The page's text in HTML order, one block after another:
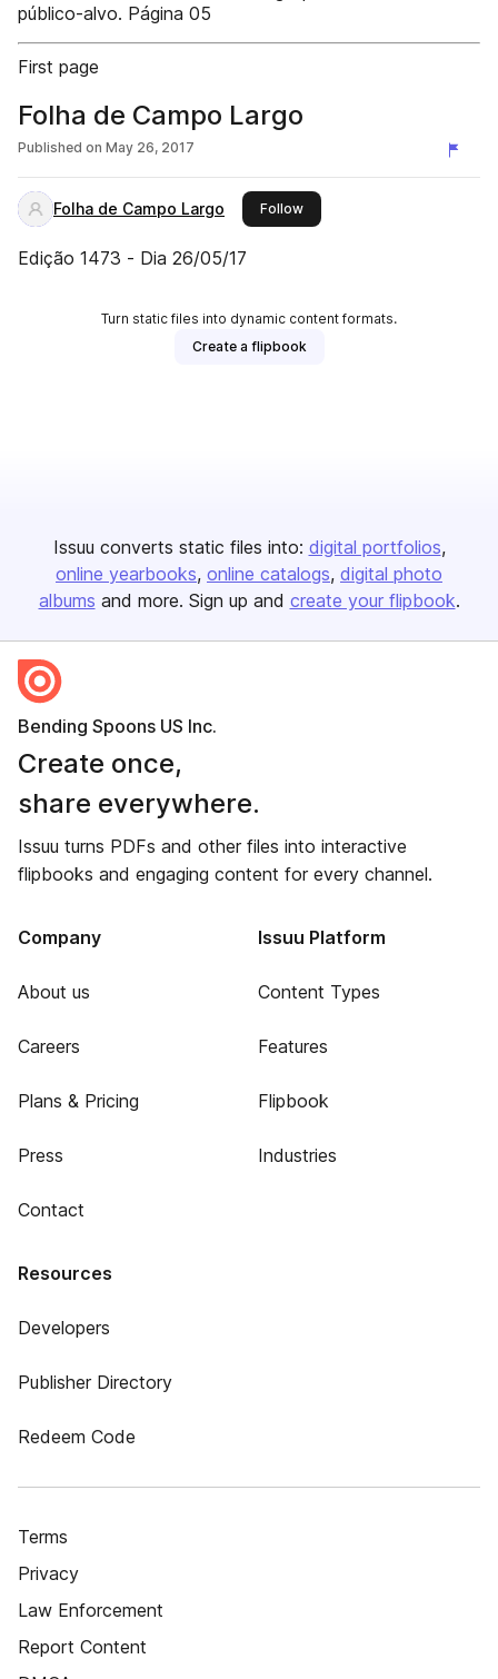
público-alvo. Página 05
First page
Folha de Campo Largo
Published on May 26, 2017
Folha de Campo Largo Followthis publisher
Edição 1473 - Dia 26/05/17
Turn static files into dynamic content formats.
Create a flipbook
Issuu converts static files into: digital portfolios
online yearbooks online catalogs digital photo
albums and more. Sign up and create your flipbook.
Bending Spoons US Inc.
Create once,
share everywhere.
Issuu turns PDFs and other files into interactive
flipbooks and engaging content for every channel.
Company
About us
Careers
Plans & Pricing
Press
Contact
Issuu Platform
Content Types
Features
Flipbook
Industries
Resources
Developers
Publisher Directory
Redeem Code
Terms
Privacy
Law Enforcement
Report Content